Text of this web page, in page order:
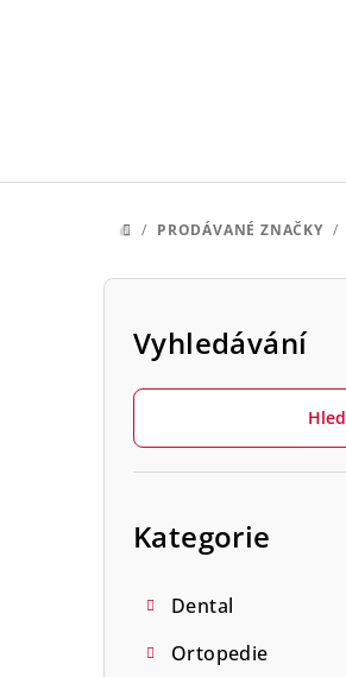
DOMŮ
/ PRODÁVANÉ ZNAČKY /
P
Vyhledávání
Kategorie
Dental
Ortopedie